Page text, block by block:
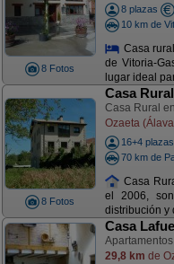
8 Fotos
8 plazas
10 km de
Casa
de Vitoria-
lugar ideal
8 Fotos
Casa
Casa Rural en
Ozaeta
16+4 plazas
70 km de
Casa
el 2006,
distribución y
Casa
29,8 km de